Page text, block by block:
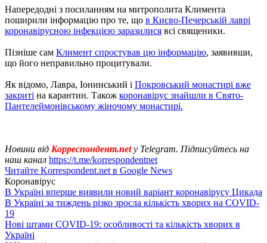
Напередодні з посиланням на митрополита Климента
поширили інформацію про те, що в Києво-Печерській лаврі
коронавірусною інфекцією заразилися всі священики.
Пізніше сам Климент спростував цю інформацію, заявивши,
що його неправильно процитували.
Як відомо, Лавра, Іонинський і Покровський монастирі вже
закриті на карантин. Також коронавірус знайшли в Свято-
Пантелеймонівському жіночому монастирі.
Новини від Корреспондент.net у Telegram. Підписуйтесь на
наш канал https://t.me/korrespondentnet
Читайте Korrespondent.net в Google News
Коронавірус
В Україні вперше виявили новий варіант коронавірусу Цикада
В Україні за тиждень різко зросла кількість хворих на COVID-
19
Нові штами COVID-19: особливості та кількість хворих в
Україні